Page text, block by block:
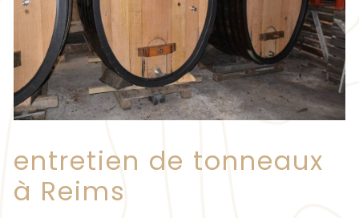
entretien de tonneaux
à Reims